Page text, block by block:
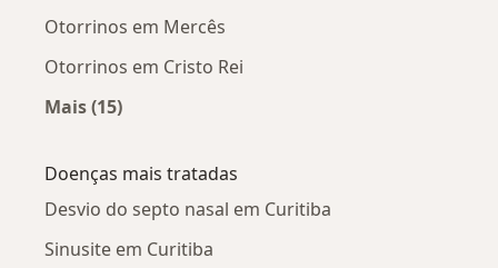
Otorrinos em Mercês
Otorrinos em Cristo Rei
Mais (15)
Doenças mais tratadas
Desvio do septo nasal em Curitiba
Sinusite em Curitiba